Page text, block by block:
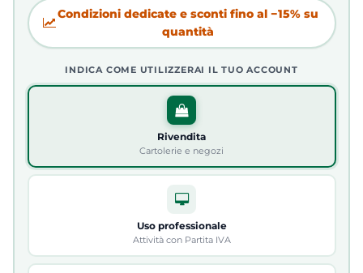
Condizioni dedicate e sconti fino al −15% su
quantità
INDICA COME UTILIZZERAI IL TUO ACCOUNT
Rivendita
Cartolerie e negozi
Uso professionale
Attività con Partita IVA